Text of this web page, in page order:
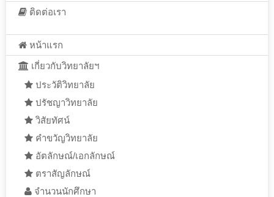
ติดต่อเรา
หน้าแรก
เกี่ยวกับวิทยาลัยฯ
ประวัติวิทยาลัย
ปรัชญาวิทยาลัย
วิสัยทัศน์
คำขวัญวิทยาลัย
อัตลักษณ์/เอกลักษณ์
ตราสัญลักษณ์
จำนวนนักศึกษา